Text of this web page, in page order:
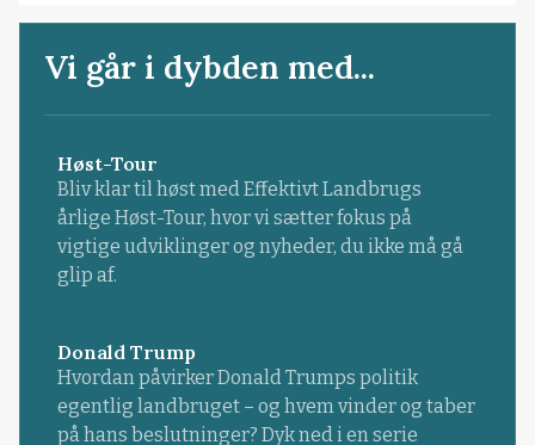
Vi går i dybden med...
Høst-Tour
Bliv klar til høst med Effektivt Landbrugs
årlige Høst-Tour, hvor vi sætter fokus på
vigtige udviklinger og nyheder, du ikke må gå
glip af.
Donald Trump
Hvordan påvirker Donald Trumps politik
egentlig landbruget – og hvem vinder og taber
på hans beslutninger? Dyk ned i en serie